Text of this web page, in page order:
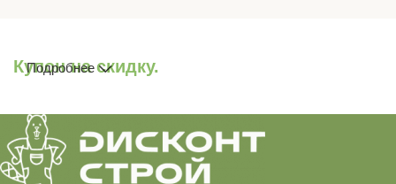
Купон на скидку.
Подробнее